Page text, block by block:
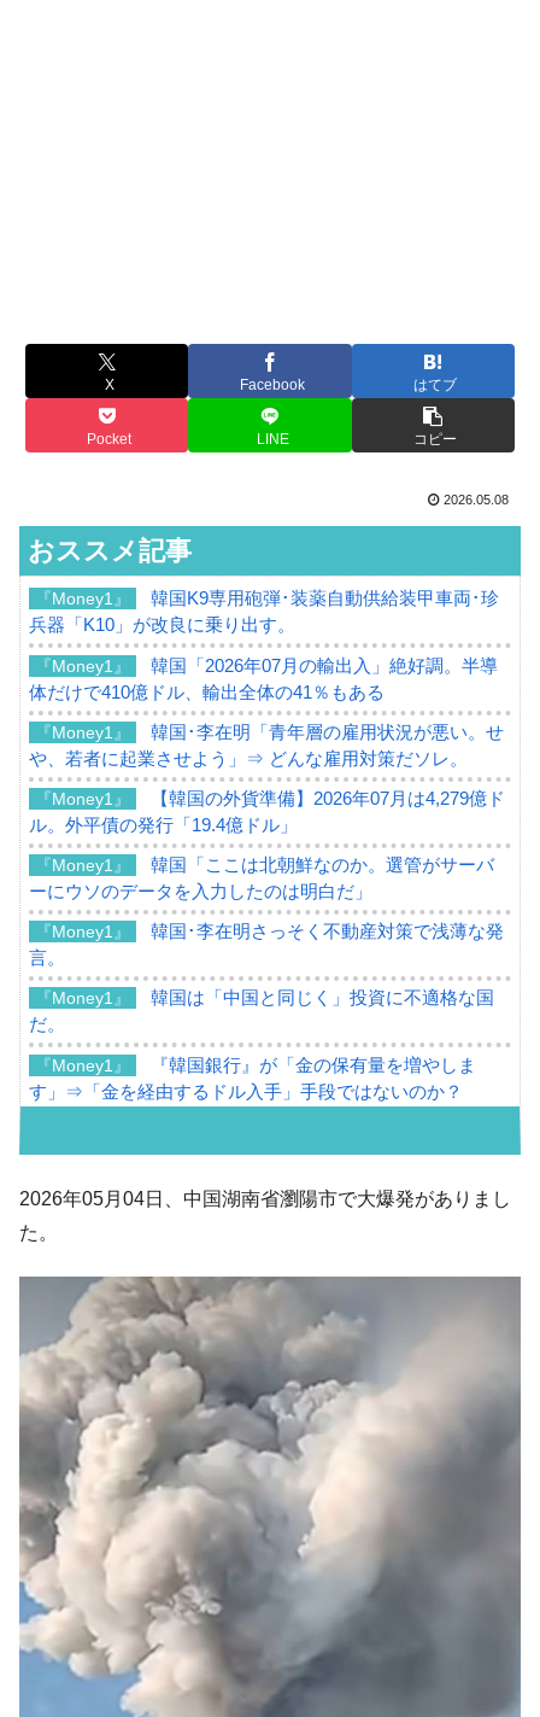
X Facebook はてブ
Pocket LINE コピー
2026.05.08
おススメ記事
『Money1』
韓国K9専用砲弾･装薬自動供給装甲車両･珍
兵器「K10」が改良に乗り出す。
『Money1』
韓国「2026年07月の輸出入」絶好調。半導
体だけで410億ドル、輸出全体の41％もある
『Money1』
韓国･李在明「青年層の雇用状況が悪い。せ
や、若者に起業させよう」⇒ どんな雇用対策だソレ。
『Money1』
【韓国の外貨準備】2026年07月は4,279億ド
ル。外平債の発行「19.4億ドル」
『Money1』
韓国「ここは北朝鮮なのか。選管がサーバ
ーにウソのデータを入力したのは明白だ」
『Money1』
韓国･李在明さっそく不動産対策で浅薄な発
言。
『Money1』
韓国は「中国と同じく」投資に不適格な国
だ。
『Money1』
『韓国銀行』が「金の保有量を増やしま
す」⇒「金を経由するドル入手」手段ではないのか？
ル」まで拡大 ⇒ 海外資金の動きに強く左右される状態
『Money1』
韓国･帰ってきた李在明。李在明を支持しな
た ⇒ 国家が行った恐るべき株価操作であり、空前の国政壟
『Money1』
韓国･警察職員が「丸刈りになって抗議活
動」
『Money1』
中国だけが鉄鋼輸出を異常増加させる ⇒ 中
国の過剰生産が世界を蝕む。
『Money1』
韓国製造業「半導体絶好調」のウラで他業
種は全般的「不調」⇒ PSIが示す現況は決して良くない。
『Money1』
【米韓激突案件】韓国消費者院が『クーパ
ン』1人当たり賠償10万ウォンを認定 ⇒ 総額3兆7,000億
『Money1』 韓国で猛暑。南東部では干ばつ
『Money1』
韓国型イージス搭載の次世代駆逐艦
「KDDX」1番艦、2032年竣工と公示
2026年05月04日、中国湖南省瀏陽市で大爆発がありまし
た。